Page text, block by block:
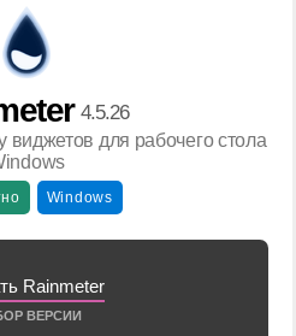
4.5.26
для рабочего стола
Windows
Rainmeter
ВЕРСИИ